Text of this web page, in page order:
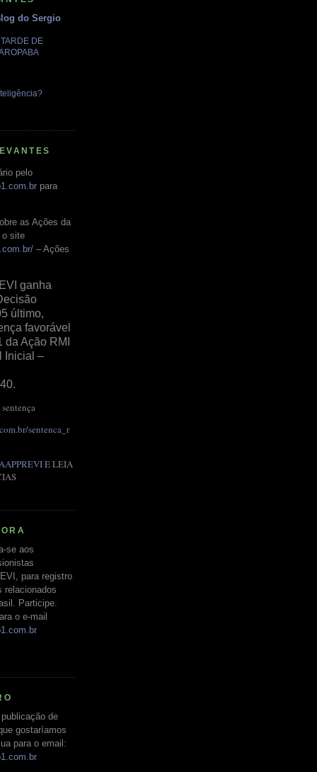
do Sergio
DE
pelo
para
as Ações da
o site
– Ações
ganha
último,
favorável
da Ação RMI
Inicial –
sentenca_r
AAPPREVIE LEIA
se aos
para registro
relacionados
Participe.
o e-mail
de
gostaríamos
para o email: